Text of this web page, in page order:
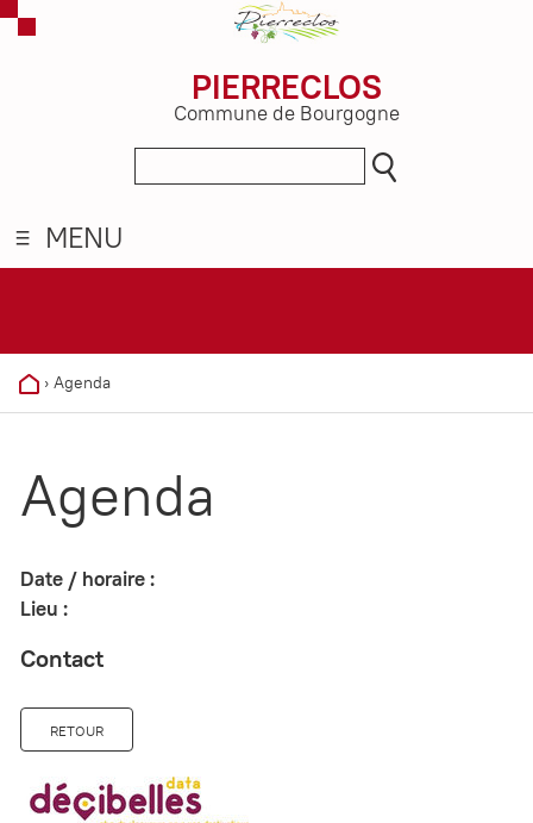
PIERRECLOS
Commune de Bourgogne
MENU
› Agenda
Agenda
Date / horaire :
Lieu :
Contact
RETOUR